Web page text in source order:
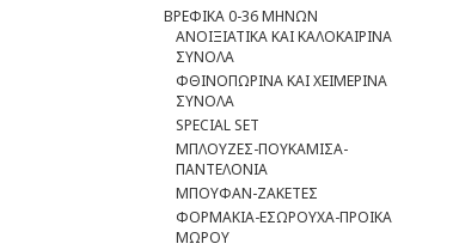
ΒΡΕΦΙΚΑ 0-36 ΜΗΝΩΝ
ΑΝΟΙΞΙΑΤΙΚΑ ΚΑΙ ΚΑΛΟΚΑΙΡΙΝΑ
ΣΥΝΟΛΑ
ΦΘΙΝΟΠΩΡΙΝΑ ΚΑΙ ΧΕΙΜΕΡΙΝΑ
ΣΥΝΟΛΑ
SPECIAL SET
ΜΠΛΟΥΖΕΣ-ΠΟΥΚΑΜΙΣΑ-
ΠΑΝΤΕΛΟΝΙΑ
ΜΠΟΥΦΑΝ-ΖΑΚΕΤΕΣ
ΦΟΡΜΑΚΙΑ-ΕΣΩΡΟΥΧΑ-ΠΡΟΙΚΑ
ΜΩΡΟΥ